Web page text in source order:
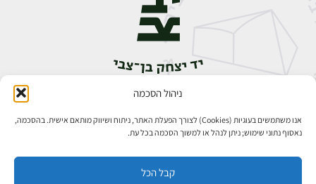
ניהול הסכמה
אנו משתמשים בעוגיות (Cookies) לצורך הפעלת האתר, ניתוח ושיווק מותאם אישית. בהסכמה,
נאסוף נתוני שימוש; ניתן לנהל או למשוך הסכמה בכל עת.
קבל הכל
אבן גבירול 14, רחביה, ירושלים